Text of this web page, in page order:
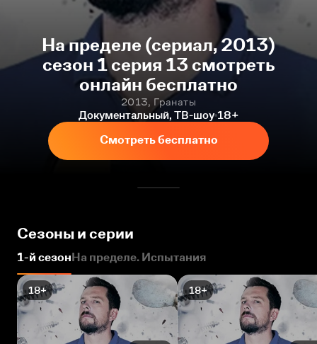
На пределе (сериал, 2013)
сезон 1 серия 13 смотреть
онлайн бесплатно
2013, Гранаты
Документальный, ТВ-шоу 18+
Смотреть бесплатно
Сезоны и серии
1-й сезонНа пределе. Испытания
18+ 18+